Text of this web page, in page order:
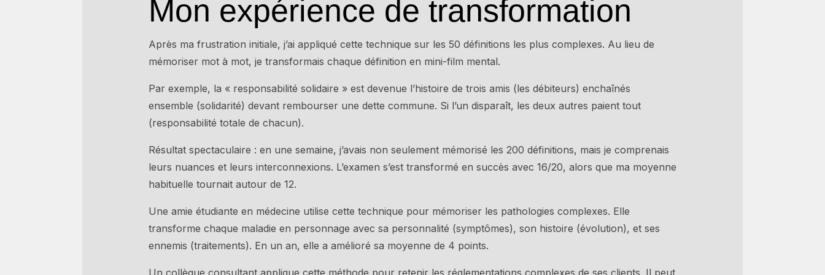
Mon expérience de transformation
Après ma frustration initiale, j’ai appliqué cette technique sur les 50 définitions les plus complexes. Au lieu de
mémoriser mot à mot, je transformais chaque définition en mini-film mental.
Par exemple, la « responsabilité solidaire » est devenue l’histoire de trois amis (les débiteurs) enchaînés
ensemble (solidarité) devant rembourser une dette commune. Si l’un disparaît, les deux autres paient tout
(responsabilité totale de chacun).
Résultat spectaculaire : en une semaine, j’avais non seulement mémorisé les 200 définitions, mais je comprenais
leurs nuances et leurs interconnexions. L’examen s’est transformé en succès avec 16/20, alors que ma moyenne
habituelle tournait autour de 12.
Une amie étudiante en médecine utilise cette technique pour mémoriser les pathologies complexes. Elle
transforme chaque maladie en personnage avec sa personnalité (symptômes), son histoire (évolution), et ses
ennemis (traitements). En un an, elle a amélioré sa moyenne de 4 points.